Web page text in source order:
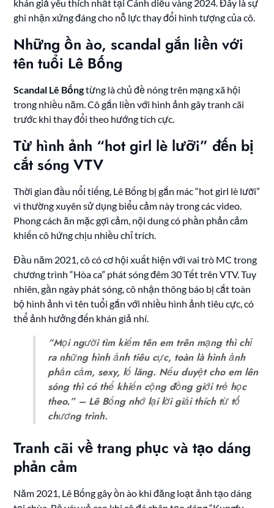
khán giả yêu thích nhất tại Cánh diều vàng 2024. Đây là sự
ghi nhận xứng đáng cho nỗ lực thay đổi hình tượng của cô.
Những ồn ào, scandal gắn liền với
tên tuổi Lê Bống
Scandal Lê Bốngtừng là chủ đề nóng trên mạng xã hội
trong nhiều năm. Cô gắn liền với hình ảnh gây tranh cãi
trước khi thay đổi theo hướng tích cực.
Từ hình ảnh “hot girl lè lưỡi” đến bị
cắt sóng VTV
Thời gian đầu nổi tiếng, Lê Bống bị gắn mác “hot girl lè lưỡi”
vì thường xuyên sử dụng biểu cảm này trong các video.
Phong cách ăn mặc gợi cảm, nội dung có phần phản cảm
khiến cô hứng chịu nhiều chỉ trích.
Đầu năm 2021, cô có cơ hội xuất hiện với vai trò MC trong
chương trình “Hòa ca” phát sóng đêm 30 Tết trên VTV. Tuy
nhiên, gần ngày phát sóng, cô nhận thông báo bị cắt toàn
bộ hình ảnh vì tên tuổi gắn với nhiều hình ảnh tiêu cực, có
thể ảnh hưởng đến khán giả nhí.
“Mọi người tìm kiếm tên em trên mạng thì chỉ
ra những hình ảnh tiêu cực, toàn là hình ảnh
phản cảm, sexy, lố lăng. Nếu duyệt cho em lên
sóng thì có thể khiến cộng đồng giới trẻ học
theo.” – Lê Bống nhớ lại lời giải thích từ tổ
chương trình.
Tranh cãi về trang phục và tạo dáng
phản cảm
Năm 2021, Lê Bống gây ồn ào khi đăng loạt ảnh tạo dáng